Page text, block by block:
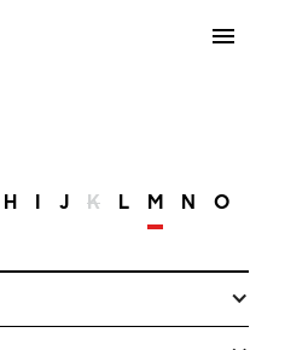
H I J K L M N O